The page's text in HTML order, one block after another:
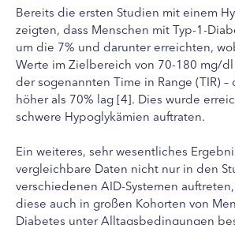
Bereits die ersten Studien mit einem
zeigten, dass Menschen mit Typ-1-
um die 7% und darunter erreichten,
Werte im Zielbereich von 70-180 mg/
der sogenannten Time in Range (TIR)
höher als 70% lag [4]. Dies wurde
schwere Hypoglykämien auftraten.
Ein weiteres, sehr wesentliches
vergleichbare Daten nicht nur in den
verschiedenen AID-Systemen
diese auch in großen Kohorten von
Diabetes unter Alltagsbedingungen